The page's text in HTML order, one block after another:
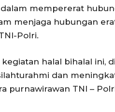
mempererat
menjaga hubungan
Polri.
halal bihalal ini,
dan
purnawirawan TNI –